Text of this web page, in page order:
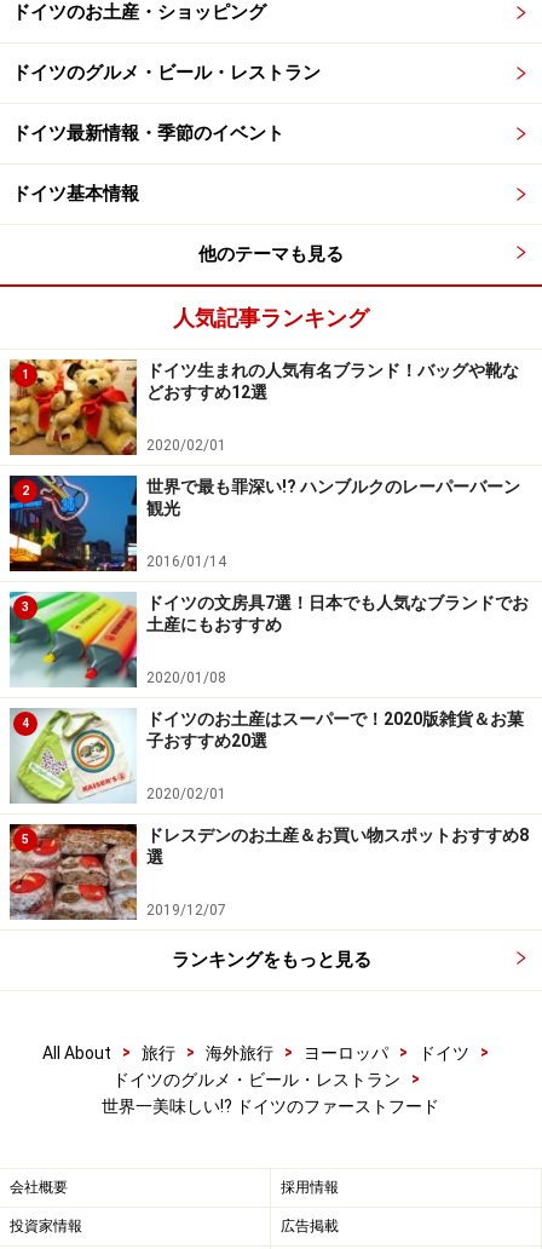
フライドポテト（ポメス）
くのフライドポテトはみんな大好きなメニュー
ソーセージと並んで人気なのがポメス（Pommes）、い
わゆるフライドポテト。じゃがいもはドイツの主食でも
あり素材そのものが美味しく、カリッと揚がったほくほ
くのポテトは格別です。ソーセージとポメスを一緒に売
るスタンドも多いですが、ポメスの専門店ではソースの
種類も豊富で、なかには10種類ものソースを揃えるお店
もあります。定番のマヨネーズ＆ケチャップもいいけれ
ど、ガイドはサテと呼ばれるピーナッツソースがお気に
入り。サイズにもよりますが、2ユーロ前後で食べられ
ます。
次のページでは、ケバブほかバリエーション豊富なファ
ーストフードをご紹介します。
※記事内容は執筆時点のものです。最新の内容をご確認くださ
い。
※海外を訪れる際には最新情報の入手に努め、「
ホームページ」を確認するなど、安全確保に十分注意を払ってく
ださい。
ドイツのお土産・ショッピング
ドイツのグルメ・ビール・レストラン
ドイツ最新情報・季節のイベント
ドイツ基本情報
他のテーマも見る
人気記事ランキング
1
ドイツ生まれの人気有名ブランド！バッグや靴な
どおすすめ12選
2020/02/01
2
世界で最も罪深い!? ハンブルクのレーパーバーン
観光
2016/01/14
3
ドイツの文房具7選！日本でも人気なブランドでお
土産にもおすすめ
2020/01/08
4
ドイツのお土産はスーパーで！2020版雑貨＆お菓
子おすすめ20選
2020/02/01
5
ドレスデンのお土産＆お買い物スポットおすすめ8
選
2019/12/07
ランキングをもっと見る
All About > 旅行 > 海外旅行 > ヨーロッパ > ドイツ
>
ドイツのグルメ・ビール・レストラン
>
世界一美味しい!? ドイツのファーストフード
会社概要 採用情報
投資家情報 広告掲載